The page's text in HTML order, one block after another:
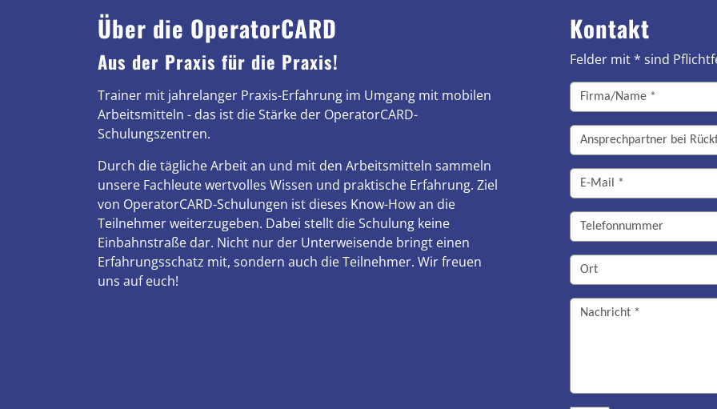
Über die OperatorCARD
Aus der Praxis für die Praxis!
Trainer mit jahrelanger Praxis-Erfahrung im Umgang mit mobilen
Arbeitsmitteln - das ist die Stärke der OperatorCARD-
Schulungszentren.
Durch die tägliche Arbeit an und mit den Arbeitsmitteln sammeln
unsere Fachleute wertvolles Wissen und praktische Erfahrung. Ziel
von OperatorCARD-Schulungen ist dieses Know-How an die
Teilnehmer weiterzugeben. Dabei stellt die Schulung keine
Einbahnstraße dar. Nicht nur der Unterweisende bringt einen
Erfahrungsschatz mit, sondern auch die Teilnehmer. Wir freuen
uns auf euch!
Kontakt
Felder mit * sind